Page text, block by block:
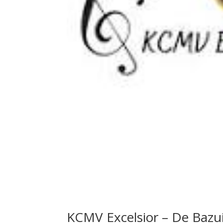
KCMV Excelsior – De